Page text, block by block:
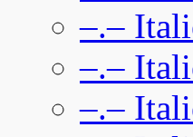
–.–
–.–
–.–